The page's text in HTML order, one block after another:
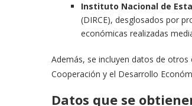
Instituto Nacional de
(DIRCE), desglosados por
económicas realizadas
Además, se incluyen datos de
Cooperación y el Desarrollo
Datos que se